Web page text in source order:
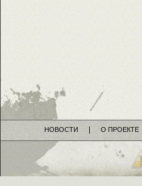
НОВОСТИ О ПРОЕКТЕ